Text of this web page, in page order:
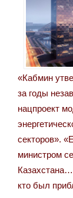
«Кабмин
за годы
нацпроект
секторов».
министром
кто был